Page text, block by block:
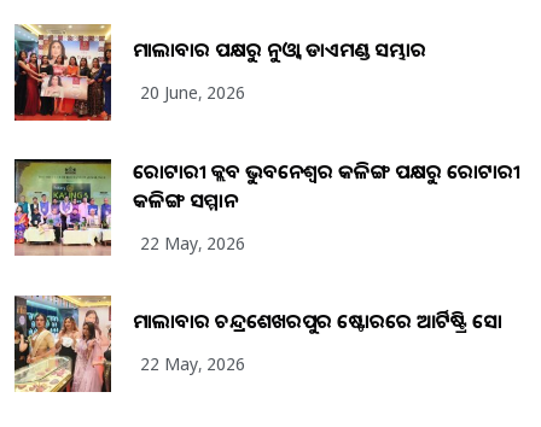
ମାଲାବାର ପକ୍ଷରୁ ନୁଓ୍ବା ଡାଏମଣ୍ଡ ସମ୍ଭାର
20 June, 2026
ରୋଟାରୀ କ୍ଲବ ଭୁବନେଶ୍ୱର କଳିଙ୍ଗ ପକ୍ଷରୁ ରୋଟାରୀ
କଳିଙ୍ଗ ସମ୍ମାନ
22 May, 2026
ମାଲାବାର ଚନ୍ଦ୍ରଶେଖରପୁର ଷ୍ଟୋରରେ ଆର୍ଟିଷ୍ଟ୍ରି ସୋ
22 May, 2026